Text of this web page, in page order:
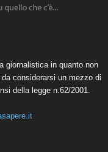
giornalistica in quanto non
considerarsi un mezzo di
della legge n.62/2001.